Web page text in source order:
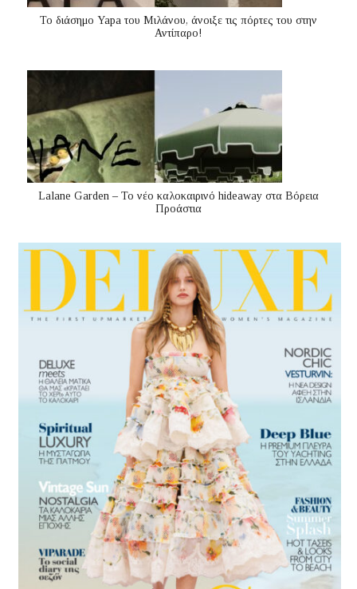
Το διάσημο Yapa του Μιλάνου, άνοιξε τις πόρτες του στην
Αντίπαρο!
Lalane Garden – Το νέο καλοκαιρινό hideaway στα Βόρεια
Προάστια